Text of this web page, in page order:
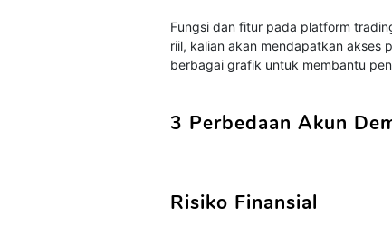
Fungsi dan fitur pada platform
riil, kalian akan mendapatkan akses
berbagai grafik untuk membantu
3 Perbedaan Akun
Risiko Finansial